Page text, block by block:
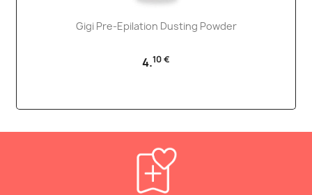
Gigi Pre-Epilation Dusting Powder
4.10 €